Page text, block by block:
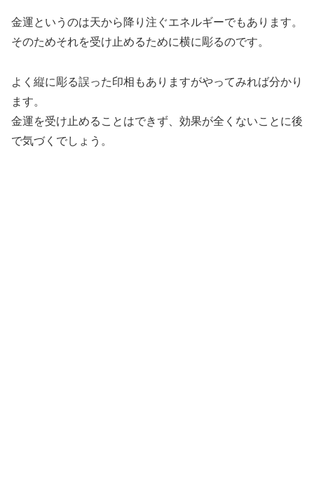
金運というのは天から降り注ぐエネルギーでもあります。
そのためそれを受け止めるために横に彫るのです。
よく縦に彫る誤った印相もありますがやってみれば分かり
ます。
金運を受け止めることはできず、効果が全くないことに後
で気づくでしょう。